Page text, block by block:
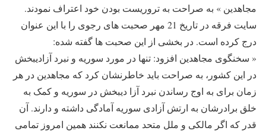
مجاهدین » به صراحت به تروریست بودن خود اعتراف نمودند.
سایت فرقه در تاریخ 21 مهر صحبت های رجوی را با این عنوان
درج کرده است. در بخشی از این صحبت ها گفته شده:
« سخنگوی مجاهدین افزود: تنها در مورد سوریه و نبرد آزادیبخش
در این کشور، به صراحت باید خاطرنشان کرد که مجاهدین در هر
زمان برای به اوج رساندن نبرد آزا دیبخش در سوریه و کمک به
خلق برادرشان به ارتش آزادی سوریه آمادگی داشته و دارند. آن
قدر که اگر مالکی و ملل متحد ممانعت نکنند همین امروز تمامی